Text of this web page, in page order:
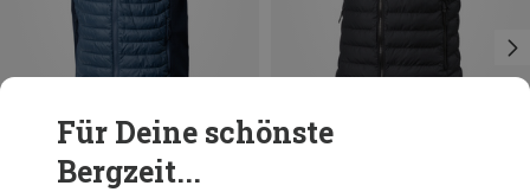
Du sparst 30%
Für Deine schönste
Bergzeit...